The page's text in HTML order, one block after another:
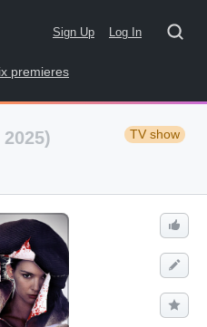
Sign Up Log In
premieres
TV show